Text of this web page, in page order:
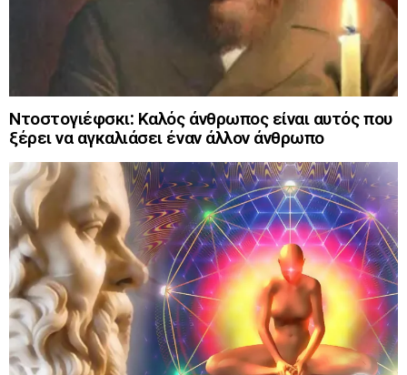
Ντοστογιέφσκι: Καλός άνθρωπος είναι αυτός που
ξέρει να αγκαλιάσει έναν άλλον άνθρωπο